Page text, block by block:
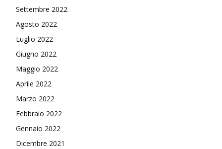
Settembre 2022
Agosto 2022
Luglio 2022
Giugno 2022
Maggio 2022
Aprile 2022
Marzo 2022
Febbraio 2022
Gennaio 2022
Dicembre 2021